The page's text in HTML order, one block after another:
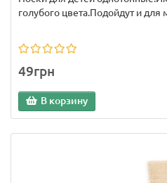
голубого цвета.Подойдут и для
49грн
В корзину